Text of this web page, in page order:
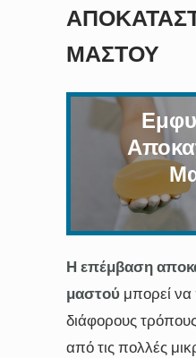
ΜΑΣΤΟΎ
Η επέμβαση
μαστού μπορεί να
διάφορους
από τις πολλές